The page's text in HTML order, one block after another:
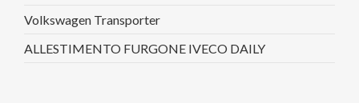
Volkswagen Transporter
ALLESTIMENTO FURGONE IVECO DAILY